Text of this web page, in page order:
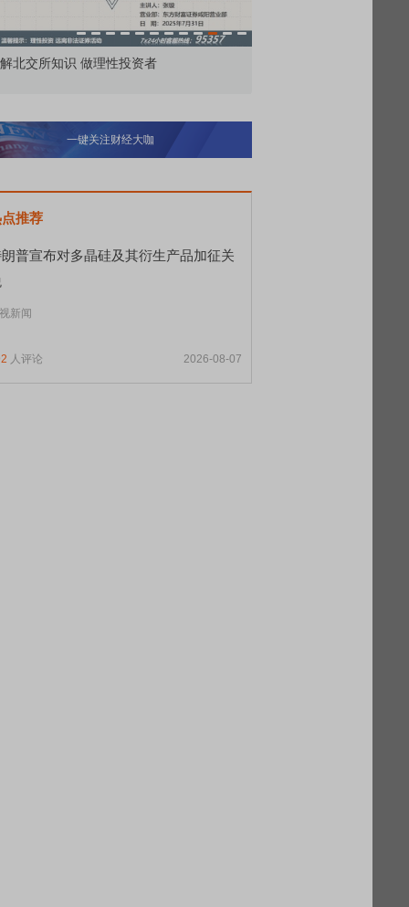
性投资者
一键关注财经大咖
推荐
普宣布对多晶硅及其衍生产品加征关
新闻
人评论 2026-08-07